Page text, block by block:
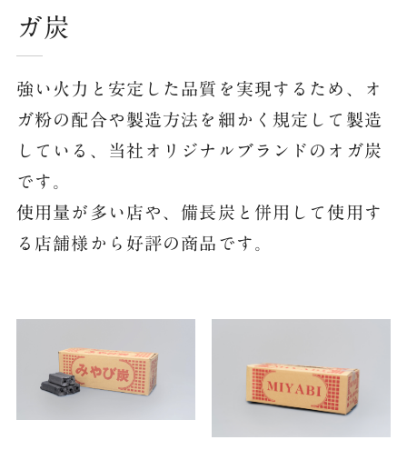
ガ炭
強い火力と安定した品質を実現するため、オ
ガ粉の配合や製造方法を細かく規定して製造
している、当社オリジナルブランドのオガ炭
です。
使用量が多い店や、備長炭と併用して使用す
る店舗様から好評の商品です。